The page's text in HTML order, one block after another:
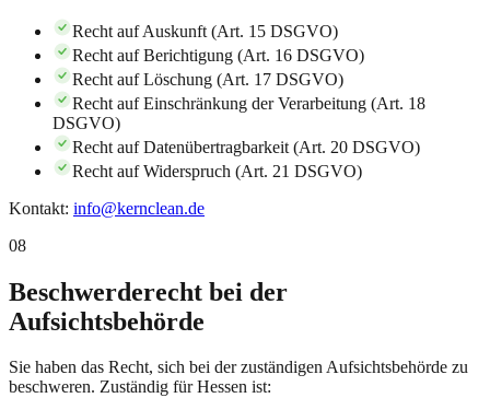
Recht auf Auskunft (Art. 15 DSGVO)
Recht auf Berichtigung (Art. 16 DSGVO)
Recht auf Löschung (Art. 17 DSGVO)
Recht auf Einschränkung der Verarbeitung (Art. 18
DSGVO)
Recht auf Datenübertragbarkeit (Art. 20 DSGVO)
Recht auf Widerspruch (Art. 21 DSGVO)
Kontakt: info@kernclean.de
08
Beschwerderecht bei der
Aufsichtsbehörde
Sie haben das Recht, sich bei der zuständigen Aufsichtsbehörde zu
beschweren. Zuständig für Hessen ist: